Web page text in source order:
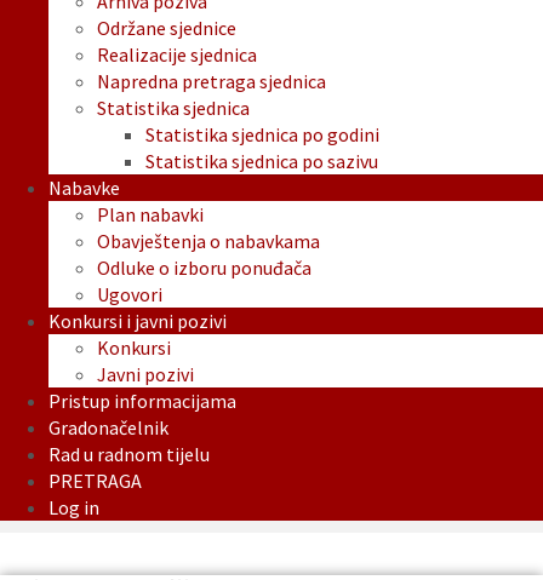
Održane sjednice
Realizacije sjednica
Napredna pretraga sjednica
Statistika sjednica
Statistika sjednica po godini
Statistika sjednica po sazivu
Nabavke
Plan nabavki
Obavještenja o nabavkama
Odluke o izboru ponuđača
Ugovori
Konkursi i javni pozivi
Konkursi
Javni pozivi
Pristup informacijama
Gradonačelnik
Rad u radnom tijelu
PRETRAGA
Log in